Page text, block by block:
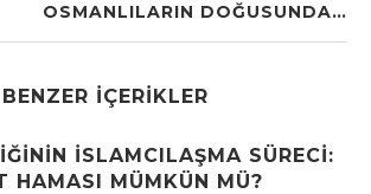
OSMANLILARIN DOĞUSUNDA…
BENZER İÇERIKLER
İSLAMCILAŞMA SÜRECI:
HAMASI MÜMKÜN MÜ?